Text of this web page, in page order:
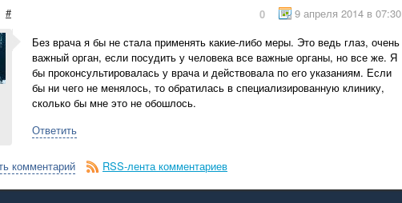
# 9 апреля 2014 в 07:30
0
Без врача я бы не стала применять какие-либо меры. Это ведь глаз, очень
важный орган, если посудить у человека все важные органы, но все же. Я
бы проконсультировалась у врача и действовала по его указаниям. Если
бы ни чего не менялось, то обратилась в специализированную клинику,
сколько бы мне это не обошлось.
Ответить
комментарий RSS-лента комментариев